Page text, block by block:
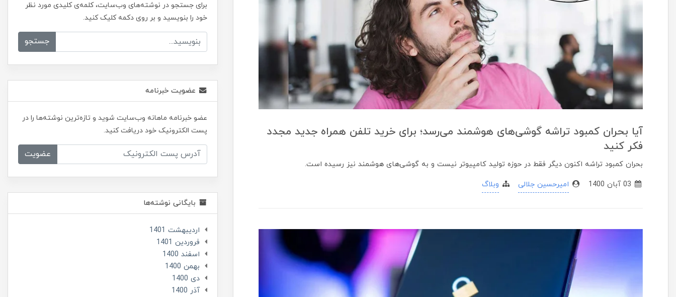
آیا بحران کمبود تراشه گوشی‌های هوشمند می‌رسد؛ برای خرید تلفن همراه جدید مجدد
فکر کنید
بحران کمبود تراشه اکنون دیگر فقط در حوزه تولید کامپیوتر نیست و به گوشی‌های هوشمند نیز رسیده است.
امیرحسین جلالی وبلاگ
برای جستجو در نوشته‌های وب‌سایت، کلمه‌ی کلیدی مورد نظر
خود را بنویسید و بر روی دکمه کلیک کنید.
جستجو
عضویت خبرنامه
عضو خبرنامه ماهانه وب‌سایت شوید و تازه‌ترین نوشته‌ها را در
پست الکترونیک خود دریافت کنید.
عضویت
بایگانی نوشته‌ها
ارديبهشت 1401
فروردین 1401
اسفند 1400
بهمن 1400
دی 1400
آذر 1400